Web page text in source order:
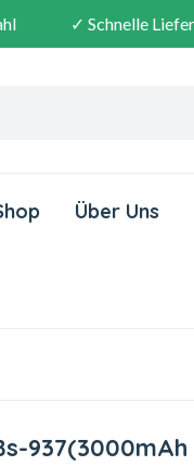
✓ Schnelle
Über Uns